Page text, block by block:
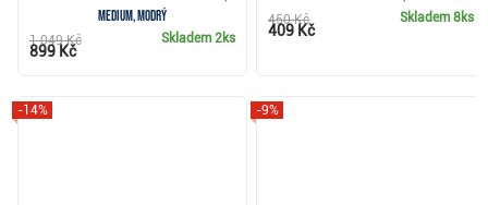
Medium, modrý
Skladem2ks
1 049 Kč
899 Kč
Skladem8ks
450 Kč
409 Kč
-14% -9%